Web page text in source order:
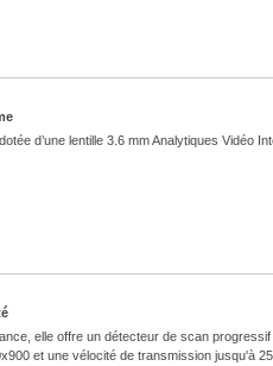
d’une lentille 3.6 mm Analytiques Vidéo
elle offre un détecteur de scan
et une vélocité de transmission jusqu'à